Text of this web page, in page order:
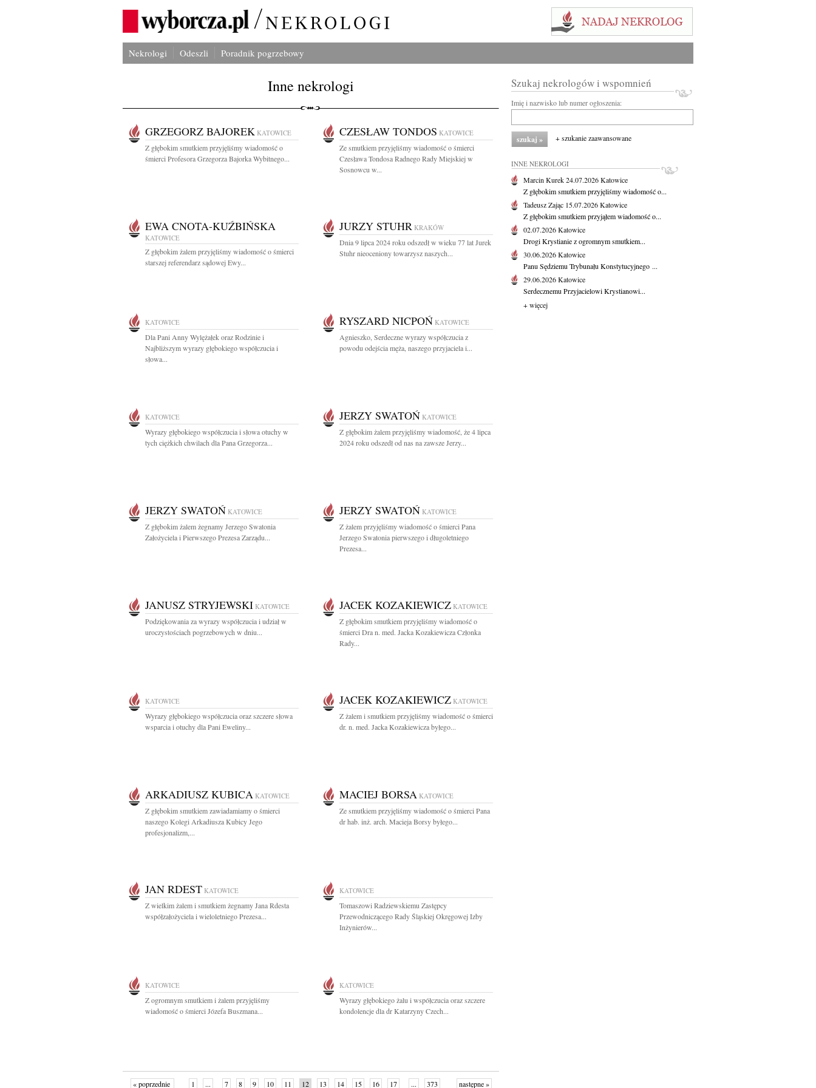
Nekrologi Odeszli Poradnik pogrzebowy
Inne nekrologi
GRZEGORZ BAJOREK KATOWICE
Z głębokim smutkiem przyjęliśmy wiadomość o
śmierci Profesora Grzegorza Bajorka Wybitnego...
CZESŁAW TONDOS KATOWICE
Ze smutkiem przyjęliśmy wiadomość o śmierci
Czesława Tondosa Radnego Rady Miejskiej w
Sosnowcu w...
EWA CNOTA-KUŹBIŃSKA
KATOWICE
Z głębokim żalem przyjęliśmy wiadomość o śmierci
starszej referendarz sądowej Ewy...
JURZY STUHR KRAKÓW
Dnia 9 lipca 2024 roku odszedł w wieku 77 lat Jurek
Stuhr nieoceniony towarzysz naszych...
KATOWICE
Dla Pani Anny Wylężałek oraz Rodzinie i
Najbliższym wyrazy głębokiego współczucia i
słowa...
RYSZARD NICPOŃ KATOWICE
Agnieszko, Serdeczne wyrazy współczucia z
powodu odejścia męża, naszego przyjaciela i...
KATOWICE
Wyrazy głębokiego współczucia i słowa otuchy w
tych ciężkich chwilach dla Pana Grzegorza...
JERZY SWATOŃ KATOWICE
Z głębokim żalem przyjęliśmy wiadomość, że 4 lipca
2024 roku odszedł od nas na zawsze Jerzy...
JERZY SWATOŃ KATOWICE
Z głębokim żalem żegnamy Jerzego Swatonia
Założyciela i Pierwszego Prezesa Zarządu...
JERZY SWATOŃ KATOWICE
Z żalem przyjęliśmy wiadomość o śmierci Pana
Jerzego Swatonia pierwszego i długoletniego
Prezesa...
JANUSZ STRYJEWSKI KATOWICE
Podziękowania za wyrazy współczucia i udział w
uroczystościach pogrzebowych w dniu...
JACEK KOZAKIEWICZ KATOWICE
Z głębokim smutkiem przyjęliśmy wiadomość o
śmierci Dra n. med. Jacka Kozakiewicza Członka
Rady...
KATOWICE
Wyrazy głębokiego współczucia oraz szczere słowa
wsparcia i otuchy dla Pani Eweliny...
JACEK KOZAKIEWICZ KATOWICE
Z żalem i smutkiem przyjęliśmy wiadomość o śmierci
dr. n. med. Jacka Kozakiewicza byłego...
ARKADIUSZ KUBICA KATOWICE
Z głębokim smutkiem zawiadamiamy o śmierci
naszego Kolegi Arkadiusza Kubicy Jego
profesjonalizm,...
MACIEJ BORSA KATOWICE
Ze smutkiem przyjęliśmy wiadomość o śmierci Pana
dr hab. inż. arch. Macieja Borsy byłego...
JAN RDEST KATOWICE
Z wielkim żalem i smutkiem żegnamy Jana Rdesta
współzałożyciela i wieloletniego Prezesa...
KATOWICE
Tomaszowi Radziewskiemu Zastępcy
Przewodniczącego Rady Śląskiej Okręgowej Izby
Inżynierów...
KATOWICE
Z ogromnym smutkiem i żalem przyjęliśmy
wiadomość o śmierci Józefa Buszmana...
KATOWICE
Wyrazy głębokiego żalu i współczucia oraz szczere
kondolencje dla dr Katarzyny Czech...
« poprzednie 1 ... 7 8 9 10 11 12 13 14 15 16 17 ... 373 następne »
Szukaj nekrologów i wspomnień
Imię i nazwisko lub numer ogłoszenia:
+ szukanie zaawansowane
INNE NEKROLOGI
Marcin Kurek24.07.2026Katowice
Z głębokim smutkiem przyjęliśmy wiadomość o...
Tadeusz Zając 15.07.2026Katowice
Z głębokim smutkiem przyjąłem wiadomość o...
02.07.2026Katowice
Drogi Krystianie z ogromnym smutkiem...
30.06.2026Katowice
Panu Sędziemu Trybunału Konstytucyjnego ...
29.06.2026Katowice
Serdecznemu Przyjacielowi Krystianowi...
+ więcej